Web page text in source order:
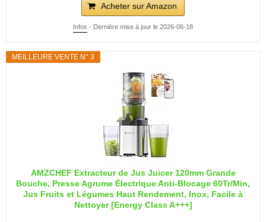
Acheter sur Amazon
Infos - Dernière mise à jour le 2026-06-18
MEILLEURE VENTE N° 3
AMZCHEF Extracteur de Jus Juicer 120mm Grande
Bouche, Presse Agrume Électrique Anti-Blocage 60Tr/Min,
Jus Fruits et Légumes Haut Rendement, Inox, Facile à
Nettoyer [Energy Class A+++]